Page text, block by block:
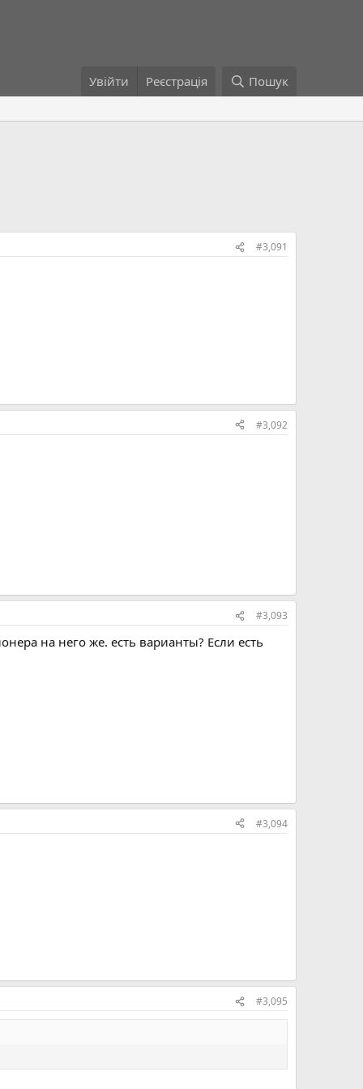
Увійти Реєстрація Пошук
#3,091
#3,092
#3,093
на него же. есть варианты? Если есть
#3,094
#3,095